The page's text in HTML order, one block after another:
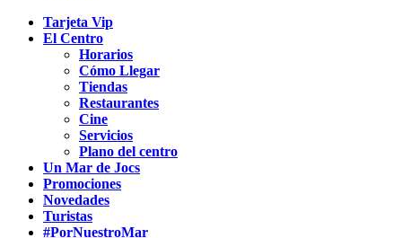
Tarjeta Vip
El Centro
Horarios
Cómo Llegar
Tiendas
Restaurantes
Cine
Servicios
Plano del centro
Un Mar de Jocs
Promociones
Novedades
Turistas
#PorNuestroMar